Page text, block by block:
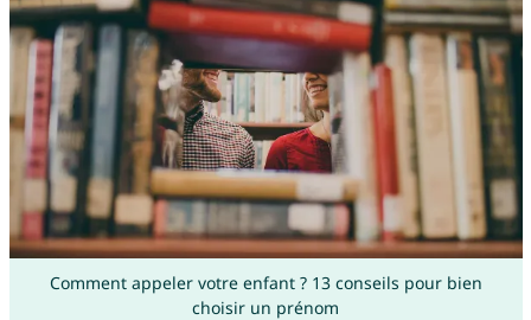
Comment appeler votre enfant ? 13 conseils pour bien
choisir un prénom